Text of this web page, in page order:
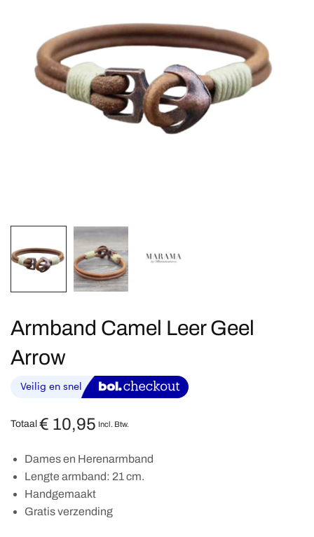
Armband Camel Leer Geel
Arrow
Totaal € 10,95 Incl. Btw.
Dames en Herenarmband
Lengte armband: 21 cm.
Handgemaakt
Gratis verzending